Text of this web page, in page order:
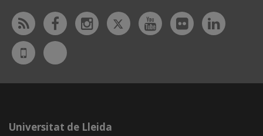
Rss FacebookInstagram
TwitterYoutubeFlickr
UdL
App
Bluesky
Universitat de Lleida